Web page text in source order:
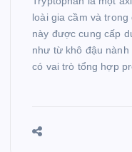
loài gia cầm và
này được cung cấp
như từ khô đậu
có vai trò tổng hợp